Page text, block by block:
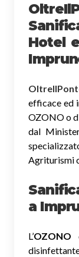
Hotel
efficace ed
OZONO o
dal
Agriturismi
a
L’OZONO